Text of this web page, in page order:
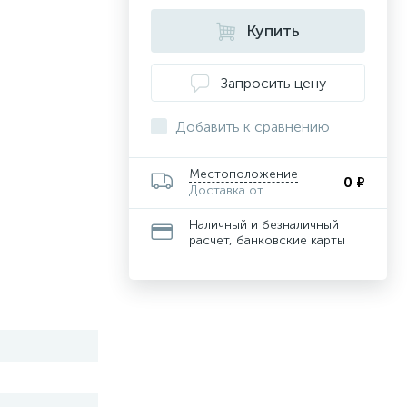
Купить
Запросить цену
Добавить к сравнению
Местоположение
Доставка от
0 ₽
Наличный и безналичный
расчет, банковские карты